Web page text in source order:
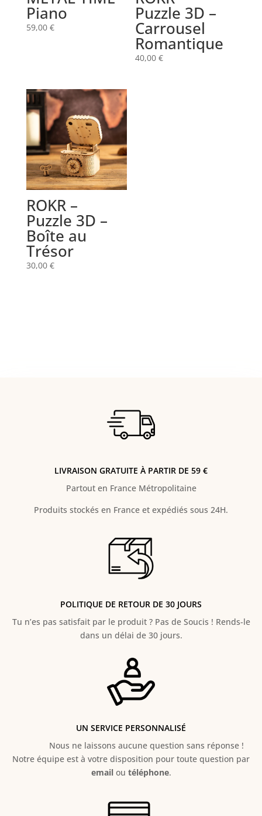
Piano
59,00 €
Puzzle 3D –
Carrousel
Romantique
40,00€
ROKR –
Puzzle 3D –
Boîte au
Trésor
30,00 €
LIVRAISON GRATUITE À PARTIR DE 59 €
Partout en France Métropolitaine
Produits stockés en France et expédiés sous 24H.
POLITIQUE DE RETOUR DE 30 JOURS
Tu n’es pas satisfait par le produit ? Pas de Soucis ! Rends-le
dans un délai de 30 jours.
UN SERVICE PERSONNALISÉ
Nous ne laissons aucune question sans réponse !
Notre équipe est à votre disposition pour toute question par
emailou téléphone.